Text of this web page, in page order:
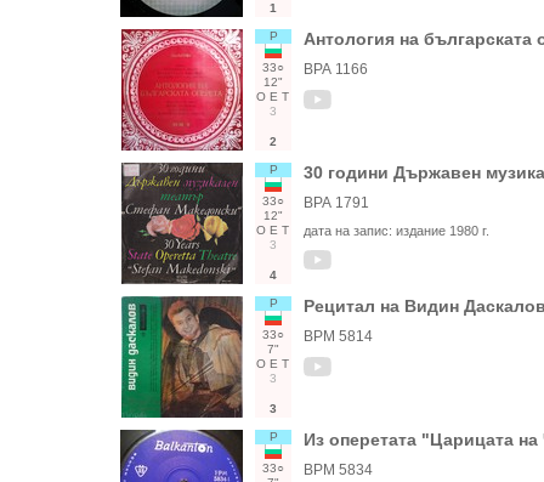
1
Р
33○
12"
О Е Т
3
2
Антология на българската
ВРА 1166
Р
33○
12"
О Е Т
3
4
30 години Държавен
ВРА 1791
дата на запис: издание 1980 г.
Р
33○
7"
О Е Т
3
3
Рецитал на Видин
ВРМ 5814
Р
33○
Из оперетата "Царицата
ВРМ 5834